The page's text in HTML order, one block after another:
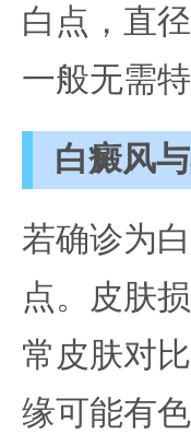
白点，直
一般无需特
白癜风
若确诊为
点。皮肤
常皮肤对
缘可能有